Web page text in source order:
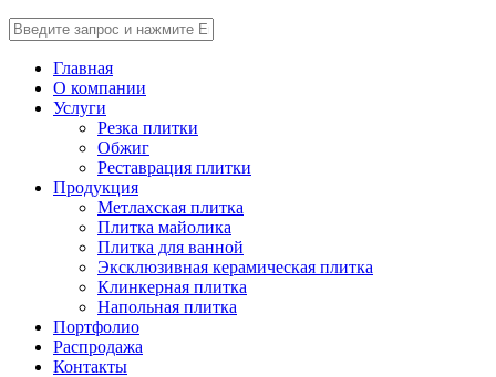
Главная
О компании
Услуги
Резка плитки
Обжиг
Реставрация плитки
Продукция
Метлахская плитка
Плитка майолика
Плитка для ванной
Эксклюзивная керамическая плитка
Клинкерная плитка
Напольная плитка
Портфолио
Распродажа
Контакты